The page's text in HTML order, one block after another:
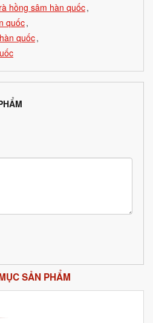
hồng sâm hàn quốc,
quốc,
quốc,
SẢN PHẨM